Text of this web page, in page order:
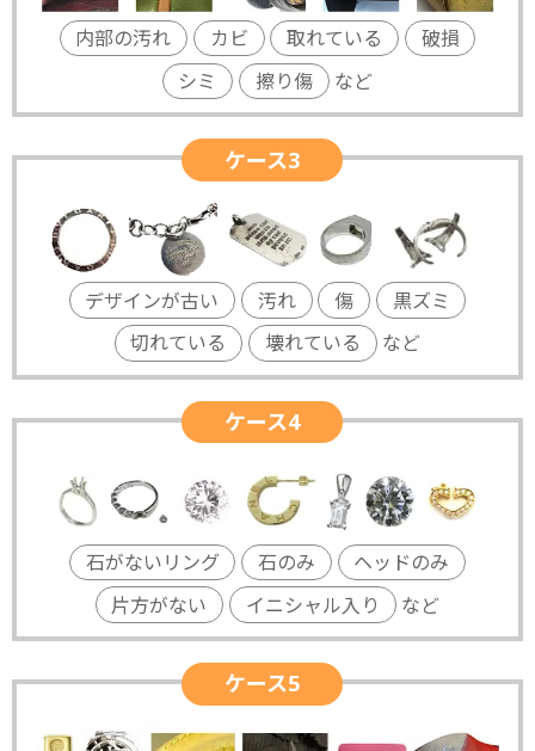
内部の汚れ カビ 取れている
破損
シミ
擦り傷 など
ケース3
デザインが古い 汚れ 傷
黒ズミ
切れている
壊れている など
ケース4
石がないリング 石のみ
ヘッドのみ
片方がない
イニシャル入り など
ケース5